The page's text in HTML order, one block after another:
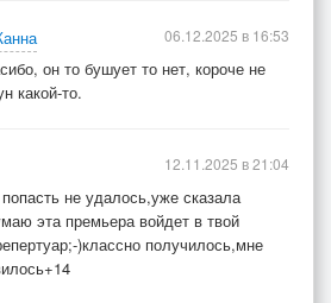
он то бушует то нет, короче не
какой-то.
06.12.2025 в 16:53
не удалось,уже сказала
эта премьера войдет в твой
)классно получилось,мне
12.11.2025 в 21:04